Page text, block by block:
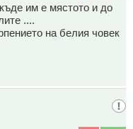
им е мястото и до
....
на белия човек